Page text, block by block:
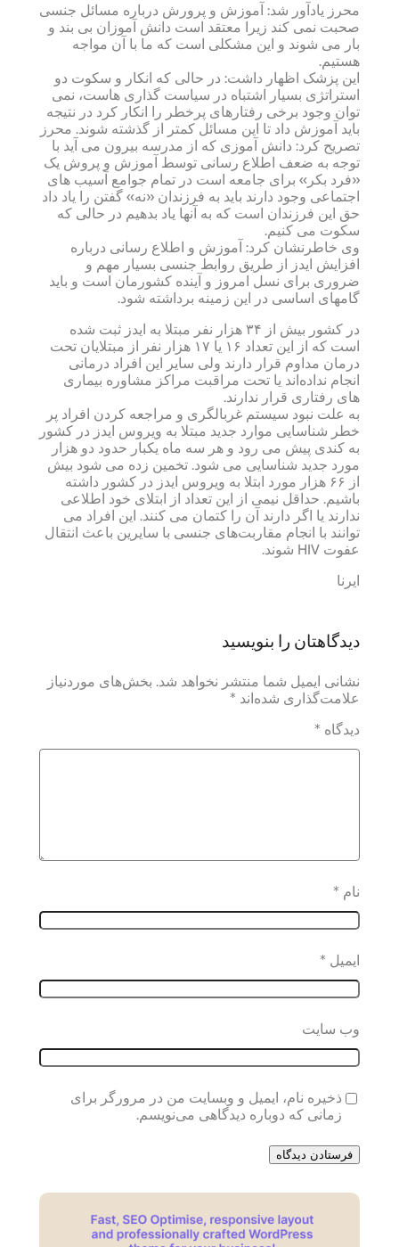
محرز یادآور شد: آموزش و پرورش درباره مسائل جنسی
صحبت نمی کند زیرا معتقد است دانش آموزان بی بند و
بار می شوند و این مشکلی است که ما با آن مواجه
هستیم.
این پزشک اظهار داشت: در حالی که انکار و سکوت دو
استراتژی بسیار اشتباه در سیاست گذاری هاست، نمی
توان وجود برخی رفتارهای پرخطر را انکار کرد در نتیجه
باید آموزش داد تا این مسائل کمتر از گذشته شوند. محرز
تصریح کرد: دانش آموزی که از مدرسه بیرون می آید با
توجه به ضعف اطلاع رسانی توسط آموزش و پروش یک
«فرد بکر» برای جامعه است در تمام جوامع آسیب های
اجتماعی وجود دارند باید به فرزندان «نه» گفتن را یاد داد
حق این فرزندان است که به آنها یاد بدهیم در حالی که
سکوت می کنیم.
وی خاطرنشان کرد: آموزش و اطلاع رسانی درباره
افزایش ایدز از طریق روابط جنسی بسیار مهم و
ضروری برای نسل امروز و آینده کشورمان است و باید
گامهای اساسی در این زمینه برداشته شود.
در کشور بیش از ۳۴ هزار نفر مبتلا به ایدز ثبت شده
است که از این تعداد ۱۶ یا ۱۷ هزار نفر از مبتلایان تحت
درمان مداوم قرار دارند ولی سایر این افراد درمانی
انجام نداده‌اند یا تحت مراقبت مراکز مشاوره بیماری
های رفتاری قرار ندارند.
به علت نبود سیستم غربالگری و مراجعه کردن افراد پر
خطر شناسایی موارد جدید مبتلا به ویروس ایدز در کشور
به کندی پیش می رود و هر سه ماه یکبار حدود دو هزار
مورد جدید شناسایی می شود. تخمین زده می شود بیش
از ۶۶ هزار مورد ابتلا به ویروس ایدز در کشور داشته
باشیم. حداقل نیمی از این تعداد از ابتلای خود اطلاعی
ندارند یا اگر دارند آن را کتمان می کنند. این افراد می
توانند با انجام مقاربت‌های جنسی با سایرین باعث انتقال
عفوت HIV ‌شوند.
ایرنا
دیدگاهتان را بنویسید
نشانی ایمیل شما منتشر نخواهد شد. بخش‌های موردنیاز
علامت‌گذاری شده‌اند *
دیدگاه *
نام *
ایمیل *
وب‌ سایت
ذخیره نام، ایمیل و وبسایت من در مرورگر برای
زمانی که دوباره دیدگاهی می‌نویسم.